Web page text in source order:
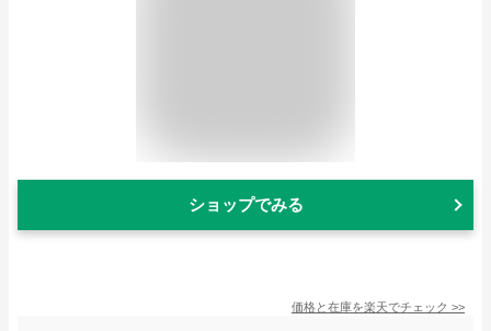
ショップでみる
価格と在庫を楽天でチェック >>